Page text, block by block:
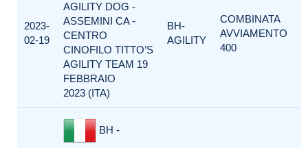
2023-
02-19
AGILITY DOG -
ASSEMINI CA -
CENTRO
CINOFILO TITTO’S
AGILITY TEAM 19
FEBBRAIO
2023 (ITA)
BH-
AGILITY
COMBINATA
AVVIAMENTO
400
BH -